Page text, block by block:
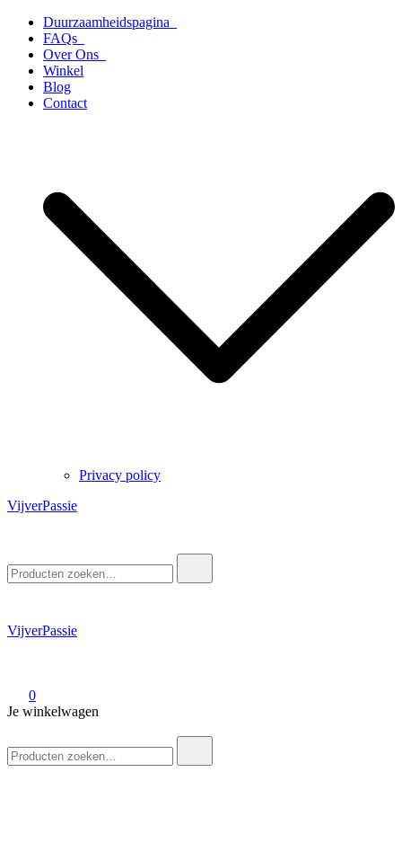
naar
inhoud
Duurzaamheidspagina
FAQs
Over Ons
Winkel
Blog
Contact
Privacy policy
VijverPassie
naar:
VijverPassie
0
Je winkelwagen
naar: